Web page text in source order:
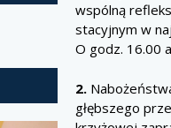
wspólną
stacyjnym w
O godz. 16.00
2.
głębszego